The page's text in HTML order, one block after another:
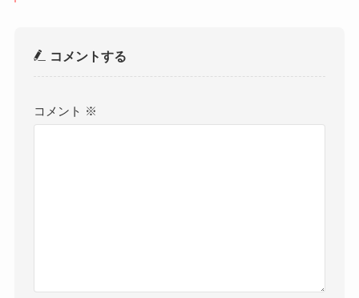
コメントする
コメント ※